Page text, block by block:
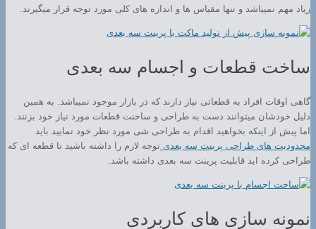
زیاد مهم نمیباشد و تنها مقیاس ها و اندازه های کلی مورد توجه قرار میگیرند.
ساخت قطعات و اجسام سه بعدی
گاهی اوقات افراد به قطعاتی نیاز دارند که در بازار موجود نمیباشد. به همین
دلیل خودشان میتوانند دست به طراحی و ساخنت قطعات مورد نیاز خود بزنند.
اما پیش از اینکه بخواهید اقدام به طراحی شی مورد نظر خود نمایید باید
محدودیت های طراحی پرینت سه بعدی توجه لازم را داشته باشید تا قطعه ای که
طراحی کرده اید قابلیت پرینت سه بعدی داشته باشد.
نمونه سازی های کاربردی